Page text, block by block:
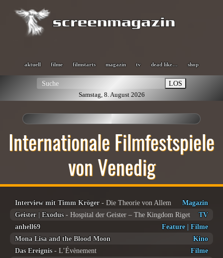
aktuell filme filmstarts magazin tv dead like… shop
LOS
Samstag, 8. August 2026
Internationale Filmfestspiele
von Venedig
Interview mit Timm Kröger- Die Theorie von Allem
Magazin
Geister | Exodus- Hospital der Geister – The Kingdom Riget
TV
anhell69
Feature| Filme
Mona Lisa and the Blood Moon
Kino
Das Ereignis- L’Évènement
Filme